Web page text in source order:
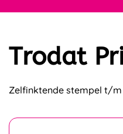
Trodat
Zelfinktende stempel t/m